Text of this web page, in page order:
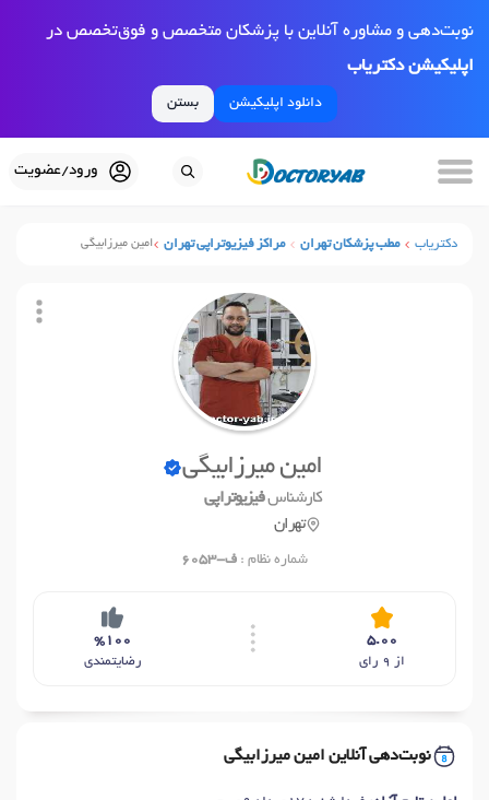
نوبت‌دهی و مشاوره آنلاین با پزشکان متخصص و فوق‌تخصص در
اپلیکیشن دکتریاب
دانلود اپلیکیشن بستن
ورود/عضویت
دکتریاب مطب پزشکان تهران مراکز فیزیوتراپی تهران امین میرزابیگی
امین میرزابیگی
کارشناسفیزیوتراپی
تهران
شماره نظام : ف-6053
5.00
از 9 رای
%100
رضایتمندی
نوبت‌دهی آنلاین امین میرزابیگی